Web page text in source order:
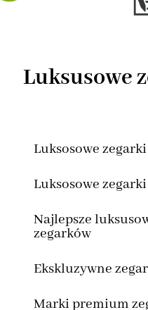
Luksusowe
Luksosowe
Luksosowe
Najlepsze
zegarków
Ekskluzywne
Marki premium